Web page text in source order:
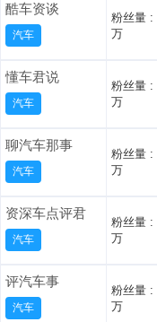
酷车资谈
汽车
粉丝量 :
万
懂车君说
汽车
粉丝量 :
万
聊汽车那事
汽车
粉丝量 :
万
资深车点评君
汽车
粉丝量 :
万
评汽车事
汽车
粉丝量 :
万